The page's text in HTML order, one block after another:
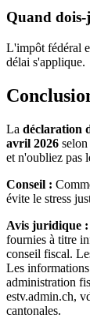
Quand dois-
L'impôt fédéral
délai s'applique.
La déclaration
avril 2026
et n'oubliez pas
Conseil :
évite le stress
Avis juridique :
fournies à titre
conseil fiscal.
Les
administration
estv.admin.ch,
cantonales.